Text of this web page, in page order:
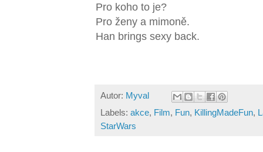
Pro koho to je?
Pro ženy a mimoně.
Han brings sexy back.
Autor: Myval
Labels: akce, Film, Fun, KillingMadeFun,
StarWars